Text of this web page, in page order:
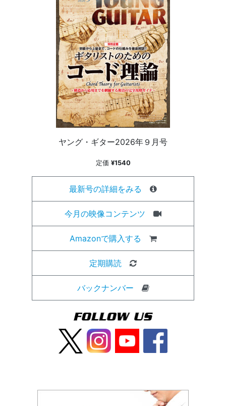
ヤング・ギター2026年９月号
定価 ¥1540
最新号の詳細をみる
今月の映像コンテンツ
Amazonで購入する
定期購読
バックナンバー